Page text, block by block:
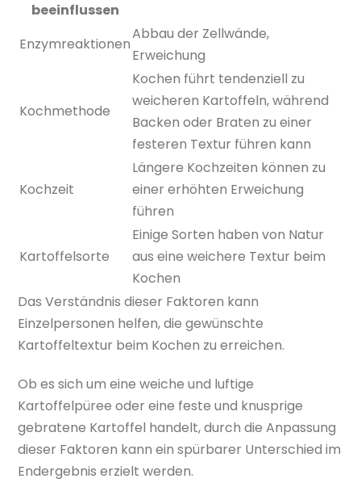
beeinflussen
Enzymreaktionen
Abbau der Zellwände,
Erweichung
Kochmethode
Kochen führt tendenziell zu
weicheren Kartoffeln, während
Backen oder Braten zu einer
festeren Textur führen kann
Kochzeit
Längere Kochzeiten können zu
einer erhöhten Erweichung
führen
Kartoffelsorte
Einige Sorten haben von Natur
aus eine weichere Textur beim
Kochen
Das Verständnis dieser Faktoren kann
Einzelpersonen helfen, die gewünschte
Kartoffeltextur beim Kochen zu erreichen.
Ob es sich um eine weiche und luftige
Kartoffelpüree oder eine feste und knusprige
gebratene Kartoffel handelt, durch die Anpassung
dieser Faktoren kann ein spürbarer Unterschied im
Endergebnis erzielt werden.